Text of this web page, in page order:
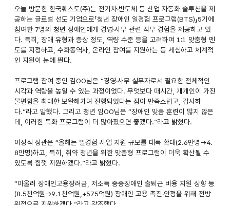
오늘 방문한 한국훼스토(주)는 전기차·반도체 등 산업 자동화 솔루션을 제
공하는 글로벌 선도 기업으로「청년 장애인 일경험 프로그램(BTS)」5기에
참여한 7명의 청년 장애인에게 경영·사무 관련 직무 경험을 제공하고 있
다. 특히, 장애 유형과 증상 정도, 역량 수준 등을 고려하여 1:1 맞춤형 멘
토를 지정하고, 수화통역사, 온라인 참여를 지원하는 등 세심하고 체계적
인 지원이 눈에 띈다.
프로그램 참여 중인 김OO님은 “경영·사무 실무자로서 필요한 전체적인
시각과 역량을 높일 수 있는 과정이었다. 무엇보다 매시간, 개개인이 가진
불편함을 최대한 보완해가며 진행되었다는 점이 만족스럽고, 감사하
다.”라고 말했다. 그리고 청년 임OO님은 “장애인 맞춤 훈련이 많지 않은
데, 이러한 특화 프로그램이 더 많아졌으면 좋겠다.”라고 밝혔다.
이정식 장관은 “올해는 일경험 사업 지원 규모를 대폭 확대(2.6만명→4.
8만명)하고, 특히, 취약 청년을 위한 맞춤형 프로그램이 더욱 확산될 수
있도록 힘껏 지원하겠다.”라고 밝혔다.
“아울러 장애인고용장려금, 저소득 중증장애인 출퇴근 비용 지원 상향 등
(8.5천억원→9.1천억원,+575억원) 장애인 고용 촉진·안정을 위해 전방